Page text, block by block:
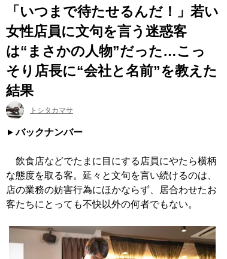
「いつまで待たせるんだ！」若い
女性店員に文句を言う迷惑客
は“まさかの人物”だった…こっ
そり店長に“会社と名前”を教えた
結果
トシタカマサ
バックナンバー
飲食店などでたまに目にする店員にやたら横柄
な態度を取る客。延々と文句を言い続けるのは、
店の業務の妨害行為にほかならず、居合わせたお
客たちにとっても不快以外の何者でもない。